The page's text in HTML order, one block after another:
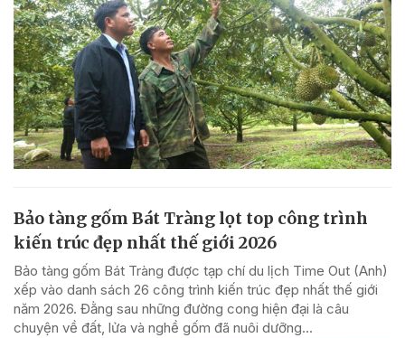
Bảo tàng gốm Bát Tràng lọt top công trình
kiến trúc đẹp nhất thế giới 2026
Bảo tàng gốm Bát Tràng được tạp chí du lịch Time Out (Anh)
xếp vào danh sách 26 công trình kiến trúc đẹp nhất thế giới
năm 2026. Đằng sau những đường cong hiện đại là câu
chuyện về đất, lửa và nghề gốm đã nuôi dưỡng...